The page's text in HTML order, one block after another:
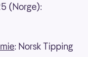
(Norge):
: Norsk Tipping